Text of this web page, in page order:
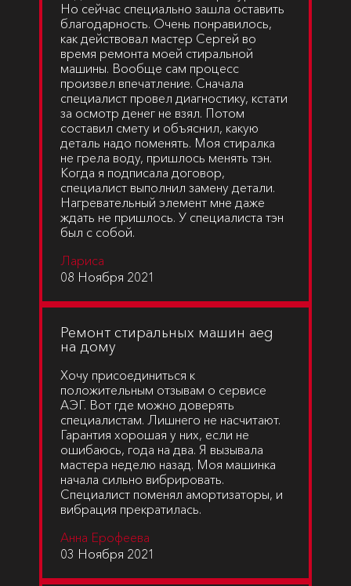
Но сейчас специально зашла оставить
благодарность. Очень понравилось,
как действовал мастер Сергей во
время ремонта моей стиральной
машины. Вообще сам процесс
произвел впечатление. Сначала
специалист провел диагностику, кстати
за осмотр денег не взял. Потом
составил смету и объяснил, какую
деталь надо поменять. Моя стиралка
не грела воду, пришлось менять тэн.
Когда я подписала договор,
специалист выполнил замену детали.
Нагревательный элемент мне даже
ждать не пришлось. У специалиста тэн
был с собой.
Лариса
08 Ноября 2021
Ремонт стиральных машин aeg
на дому
Хочу присоединиться к
положительным отзывам о сервисе
АЭГ. Вот где можно доверять
специалистам. Лишнего не насчитают.
Гарантия хорошая у них, если не
ошибаюсь, года на два. Я вызывала
мастера неделю назад. Моя машинка
начала сильно вибрировать.
Специалист поменял амортизаторы, и
вибрация прекратилась.
Анна Ерофеева
03 Ноября 2021